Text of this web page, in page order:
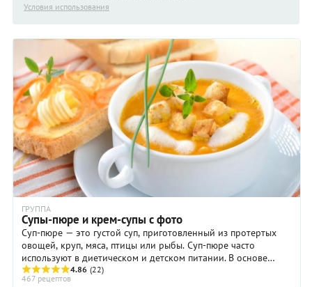
Условия использования
ГРУППА
Супы-пюре и крем-супы с фото
Суп-пюре — это густой суп, приготовленный из протертых
овощей, круп, мяса, птицы или рыбы. Суп-пюре часто
используют в диетическом и детском питании. В основе
супа-пюре лежит мясной или рыбный бульон ...
4.86 (22)
467 рецептов